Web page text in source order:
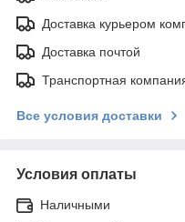
Доставка курьером
Доставка почтой
Транспортная
Все условия доставки
Условия оплаты
Наличными